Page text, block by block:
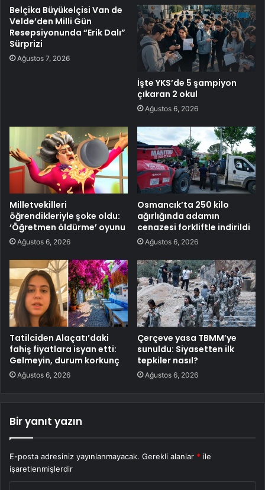
Belçika Büyükelçisi Van de
Velde’den Milli Gün
Resepsiyonunda “Erik Dalı”
Sürprizi
Ağustos 7, 2026
İşte YKS’de 5 şampiyon
çıkaran 2 okul
Ağustos 6, 2026
Milletvekilleri
öğrendikleriyle şoke oldu:
‘Öğretmen öldürme’ oyunu
Ağustos 6, 2026
Osmancık’ta 250 kilo
ağırlığında adamın
cenazesi forkliftle indirildi
Ağustos 6, 2026
Tatilciden Alaçatı’daki
fahiş fiyatlara isyan etti:
Gelmeyin, durum korkunç
Ağustos 6, 2026
Çerçeve yasa TBMM’ye
sunuldu: Siyasetten ilk
tepkiler nasıl?
Ağustos 6, 2026
Bir yanıt yazın
E-posta adresiniz yayınlanmayacak. Gerekli alanlar * ile
işaretlenmişlerdir